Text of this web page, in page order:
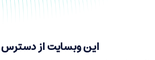
این وبسایت از